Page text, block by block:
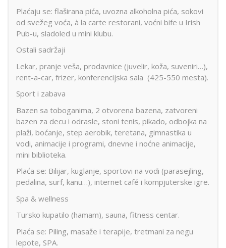
Plaćaju se: flaširana pića, uvozna alkoholna pića, sokovi
od svežeg voća, à la carte restorani, voćni bife u Irish
Pub-u, sladoled u mini klubu.
Ostali sadržaji
Lekar, pranje veša, prodavnice (juvelir, koža, suveniri…),
rent-a-car, frizer, konferencijska sala (425-550 mesta).
Sport i zabava
Bazen sa toboganima, 2 otvorena bazena, zatvoreni
bazen za decu i odrasle, stoni tenis, pikado, odbojka na
plaži, boćanje, step aerobik, teretana, gimnastika u
vodi, animacije i programi, dnevne i noćne animacije,
mini biblioteka.
Plaća se: Bilijar, kuglanje, sportovi na vodi (parasejling,
pedalina, surf, kanu…), internet café i kompjuterske igre.
Spa & wellness
Tursko kupatilo (hamam), sauna, fitness centar.
Plaća se: Piling, masaže i terapije, tretmani za negu
lepote, SPA.